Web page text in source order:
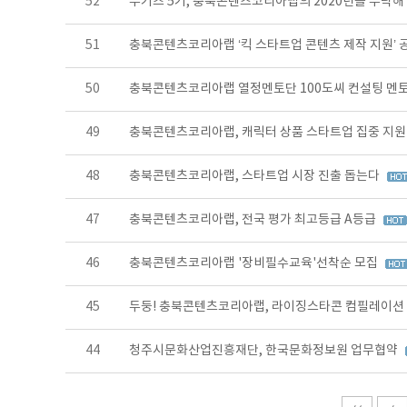
51 충북콘텐츠코리아랩 ‘킥 스타트업 콘텐츠 제작 지원’
50 충북콘텐츠코리아랩 열정멘토단 100도씨 컨설팅 멘
49 충북콘텐츠코리아랩, 캐릭터 상품 스타트업 집중 지원
48 충북콘텐츠코리아랩, 스타트업 시장 진출 돕는다
47 충북콘텐츠코리아랩, 전국 평가 최고등급 A등급
46 충북콘텐츠코리아랩 '장비필수교육'선착순 모집
45 두둥! 충북콘텐츠코리아랩, 라이징스타콘 컴필레이션
44 청주시문화산업진흥재단, 한국문화정보원 업무협약